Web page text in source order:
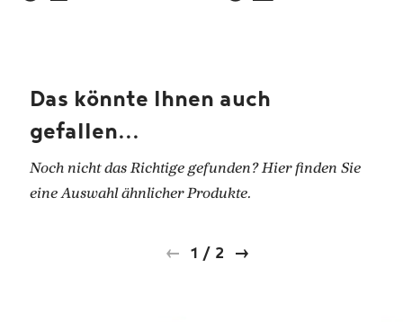
Das könnte Ihnen auch
gefallen...
Noch nicht das Richtige gefunden? Hier finden Sie
eine Auswahl ähnlicher Produkte.
1 / 2